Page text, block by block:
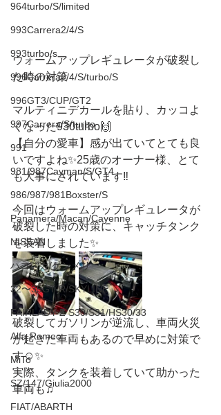
964turbo/S/limited
993Carrera2/4/S
993turbo/s
996Carrera2/4/S/turbo/S
996GT3/CUP/GT2
997Carrera/S/turbo
991
981/987Cayman/S/GT4
986/987/981Boxster/S
Panamera/Macan/Cayenne
NISSAN
ハコスカ/ケンメリ
32〜35GT-R/SKYLINE
FAIRLADY Z S30/S31/HS30/33
Alfa Romeo
MiTo
SZ/147/Giulia2000
FIAT/ABARTH
ウォームアップレギュレータが破裂し
た時の対策
マルティニデカールを貼り、カッコよ
くなった930turbo🙌
【自分の愛車】感が出ていてとても良
いですよね✨25歳のオーナー様、とて
も大事にされています‼️
今回はウォームアップレギュレータが
破裂した時の対策に、キャッチタンク
を装着しました✨
破裂してガソリンが逆流し、車両火災
が起きた車両もあるので早めに対策で
す☺️✨
実際、タンクを装着していて助かった
車両も♫